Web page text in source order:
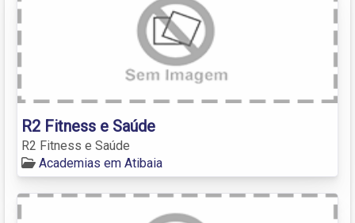
R2 Fitness e Saúde
R2 Fitness e Saúde
Academias em Atibaia